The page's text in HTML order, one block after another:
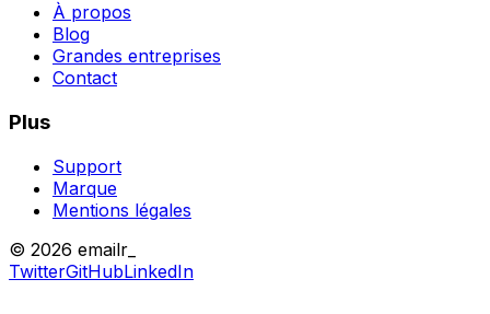
À propos
Blog
Grandes entreprises
Contact
Plus
Support
Marque
Mentions légales
© 2026 emailr_
TwitterGitHubLinkedIn